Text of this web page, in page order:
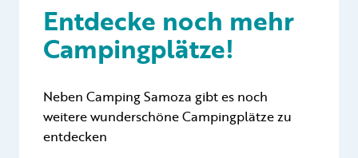
Entdecke noch mehr
Campingplätze!
Neben Camping Samoza gibt es noch
weitere wunderschöne Campingplätze zu
entdecken